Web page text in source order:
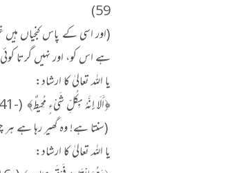
59)
(اور اسی کے پاس کنجیاں ہیں
ہے اس کو، اور نہیں گرتا
یا اللہ تعالیٰ کا ارشاد:
﴿أَلَا إِنَّهُ بِكُلِّ شَيْءٍ مُحِيطٌ﴾ (-41 حم السجدہ: 54)
(سنتا ہے! وہ گھیر رہا ہے ہر
یا اللہ تعالیٰ کا ارشاد: